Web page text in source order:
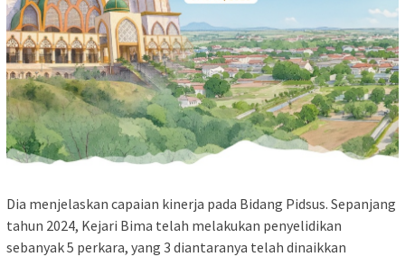
Dia menjelaskan capaian kinerja pada Bidang Pidsus. Sepanjang
tahun 2024, Kejari Bima telah melakukan penyelidikan
sebanyak 5 perkara, yang 3 diantaranya telah dinaikkan